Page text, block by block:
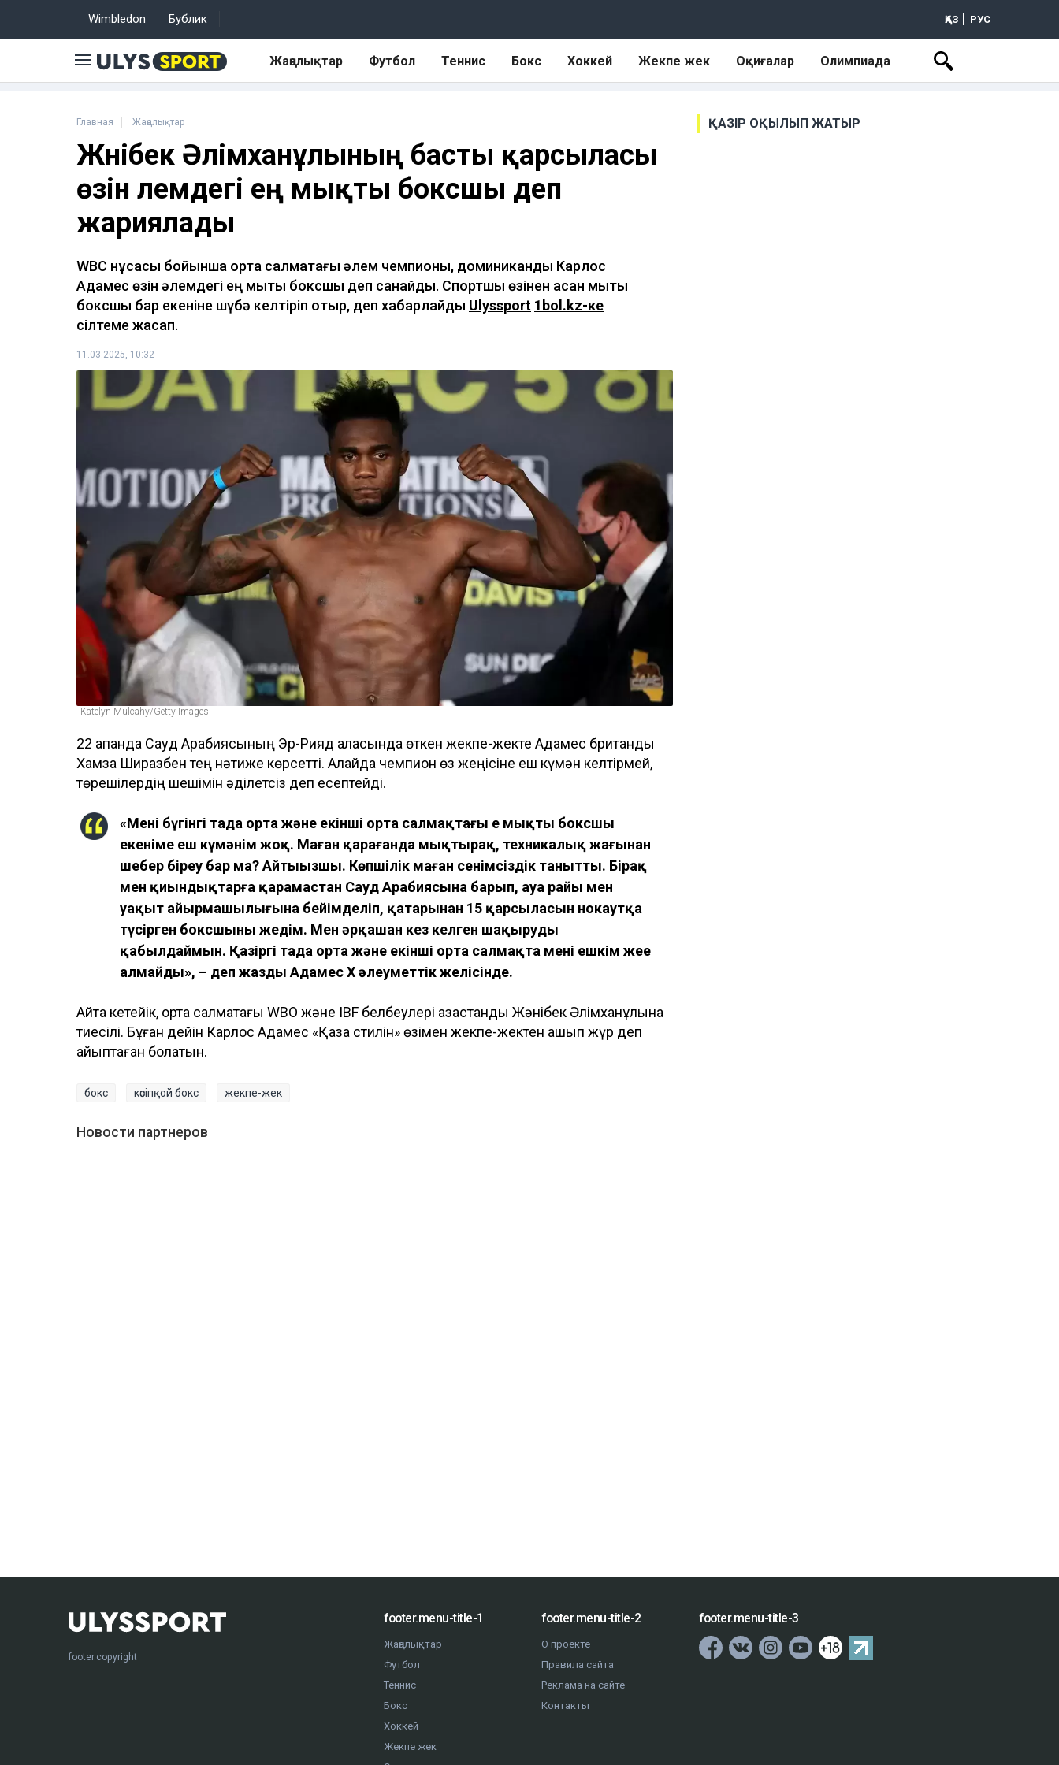
Wimbledon Бублик ҚАЗ РУС
Жаңалықтар Футбол Теннис Бокс Хоккей Жекпе жек Оқиғалар Олимпиада
Главная Жаңалықтар
Жәнібек Әлімханұлының басты қарсыласы
өзін әлемдегі ең мықты боксшы деп
жариялады
WBC нұсқасы бойынша орта салмақтағы әлем чемпионы, доминикандық Карлос
Адамес өзін әлемдегі ең мықты боксшы деп санайды. Спортшы өзінен асқан мықты
боксшы бар екеніне шүбә келтіріп отыр, деп хабарлайды Ulyssport 1bol.kz-ке
сілтеме жасап.
11.03.2025, 10:32
Katelyn Mulcahy/Getty Images
22 ақпанда Сауд Арабиясының Эр-Рияд қаласында өткен жекпе-жекте Адамес британдық
Хамза Ширазбен тең нәтиже көрсетті. Алайда чемпион өз жеңісіне еш күмән келтірмей,
төрешілердің шешімін әділетсіз деп есептейді.
«Менің бүгінгі таңда орта және екінші орта салмақтағы ең мықты боксшы
екеніме еш күмәнім жоқ. Маған қарағанда мықтырақ, техникалық жағынан
шебер біреу бар ма? Айтыңызшы. Көпшілік маған сенімсіздік танытты. Бірақ
мен қиындықтарға қарамастан Сауд Арабиясына барып, ауа райы мен
уақыт айырмашылығына бейімделіп, қатарынан 15 қарсыласын нокаутқа
түсірген боксшыны жеңдім. Мен әрқашан кез келген шақыруды
қабылдаймын. Қазіргі таңда орта және екінші орта салмақта мені ешкім жеңе
алмайды», – деп жазды Адамес Х әлеуметтік желісінде.
Айта кетейік, орта салмақтағы WBO және IBF белбеулері қазақстандық Жәнібек Әлімханұлына
тиесілі. Бұған дейін Карлос Адамес «Қазақ стилін» өзімен жекпе-жектен қашып жүр деп
айыптаған болатын.
бокс кәсіпқой бокс жекпе-жек
Новости партнеров
ҚАЗІР ОҚЫЛЫП ЖАТЫР
footer.copyright
footer.menu-title-1
Жаңалықтар
Футбол
Теннис
Бокс
Хоккей
Жекпе жек
footer.menu-title-2
О проекте
Правила сайта
Реклама на сайте
Контакты
footer.menu-title-3